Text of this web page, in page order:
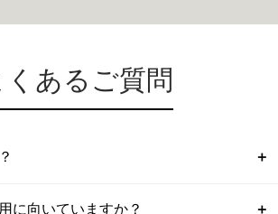
くあるご質問
＋
に向いていますか？ ＋